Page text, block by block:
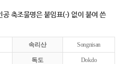
공 축조물명은 붙임표(-) 없이 붙여 쓴
속리산 Songnisan
독도 Dokdo